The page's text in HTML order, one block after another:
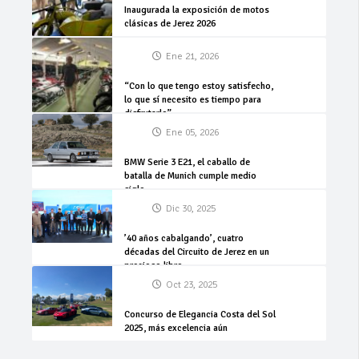
Inaugurada la exposición de motos
clásicas de Jerez 2026
Ene 21, 2026
“Con lo que tengo estoy satisfecho,
lo que sí necesito es tiempo para
disfrutarlo”
Ene 05, 2026
BMW Serie 3 E21, el caballo de
batalla de Munich cumple medio
siglo
Dic 30, 2025
’40 años cabalgando’, cuatro
décadas del Circuito de Jerez en un
precioso libro
Oct 23, 2025
Concurso de Elegancia Costa del Sol
2025, más excelencia aún